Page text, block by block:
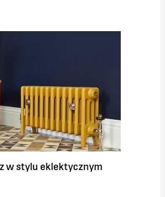
768
768
768
w stylu eklektycznym